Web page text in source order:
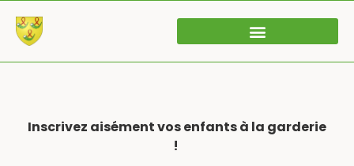
Inscrivez aisément vos enfants à la garderie
!